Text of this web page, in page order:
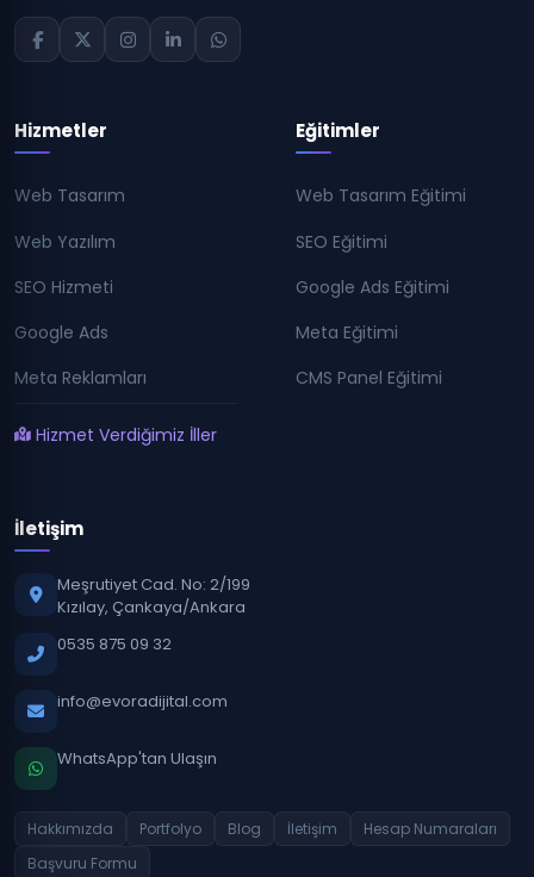
Hizmetler
Web Tasarım
Web Yazılım
SEO Hizmeti
Google Ads
Meta Reklamları
Hizmet Verdiğimiz İller
Eğitimler
Web Tasarım Eğitimi
SEO Eğitimi
Google Ads Eğitimi
Meta Eğitimi
CMS Panel Eğitimi
İletişim
Meşrutiyet Cad. No: 2/199
Kızılay, Çankaya/Ankara
0535 875 09 32
info@evoradijital.com
WhatsApp'tan Ulaşın
Hakkımızda Portfolyo Blog İletişim
Hesap Numaraları
Başvuru Formu